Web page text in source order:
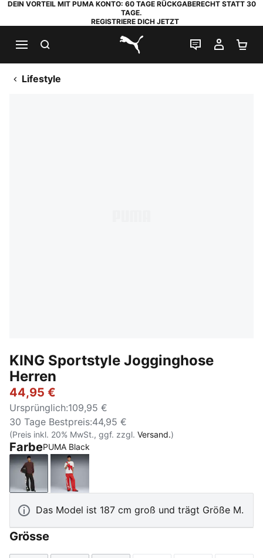
DEIN VORTEIL MIT PUMA KONTO: 60 TAGE RÜCKGABERECHT STATT 30
TAGE.
REGISTRIERE DICH JETZT
PUMA.com
LIVE-CHAT
MEIN
Lifestyle
KING Sportstyle Jogginghose
Herren
44,95 €
Ursprünglich:109,95 €
30 Tage Bestpreis:44,95 €
(Preis inkl. 20% MwSt., ggf. zzgl. Versand.)
FarbePUMA Black
PUMA BlackCandy Apple
Das Model ist 187 cm groß und trägt Größe M.
Grösse